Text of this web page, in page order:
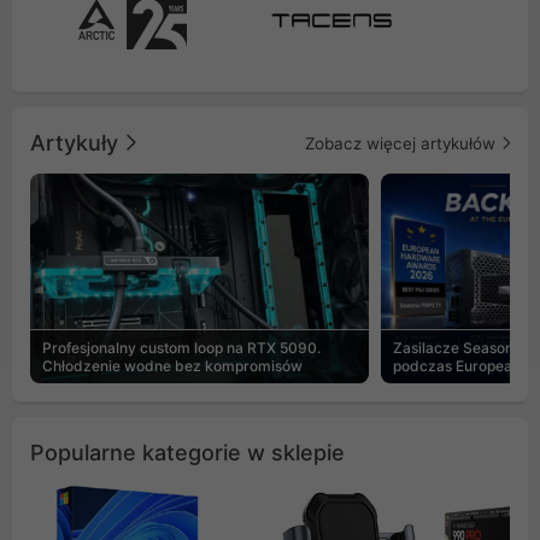
Artykuły Zobacz więcej artykułów
Profesjonalny custom loop na RTX 5090.
Chłodzenie wodne bez kompromisów
Zasilacze Seasonic
podczas European
Popularne kategorie w sklepie